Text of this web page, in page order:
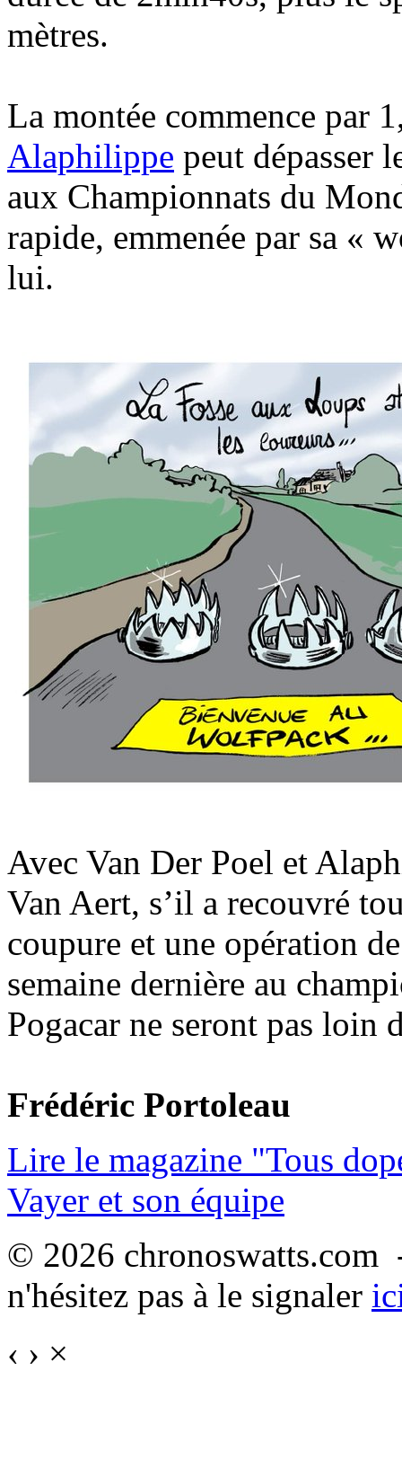
mètres.
La montée commence par
Alaphilippe peut dépasser
aux Championnats du
rapide, emmenée par sa «
lui.
Avec Van Der Poel et
Van Aert, s’il a recouvré
coupure et une opération
semaine dernière au
Pogacar ne seront pas loin
Frédéric Portoleau
Lire le magazine "Tous
Vayer et son équipe
© 2026
n'hésitez pas à le signaler
‹ › ×